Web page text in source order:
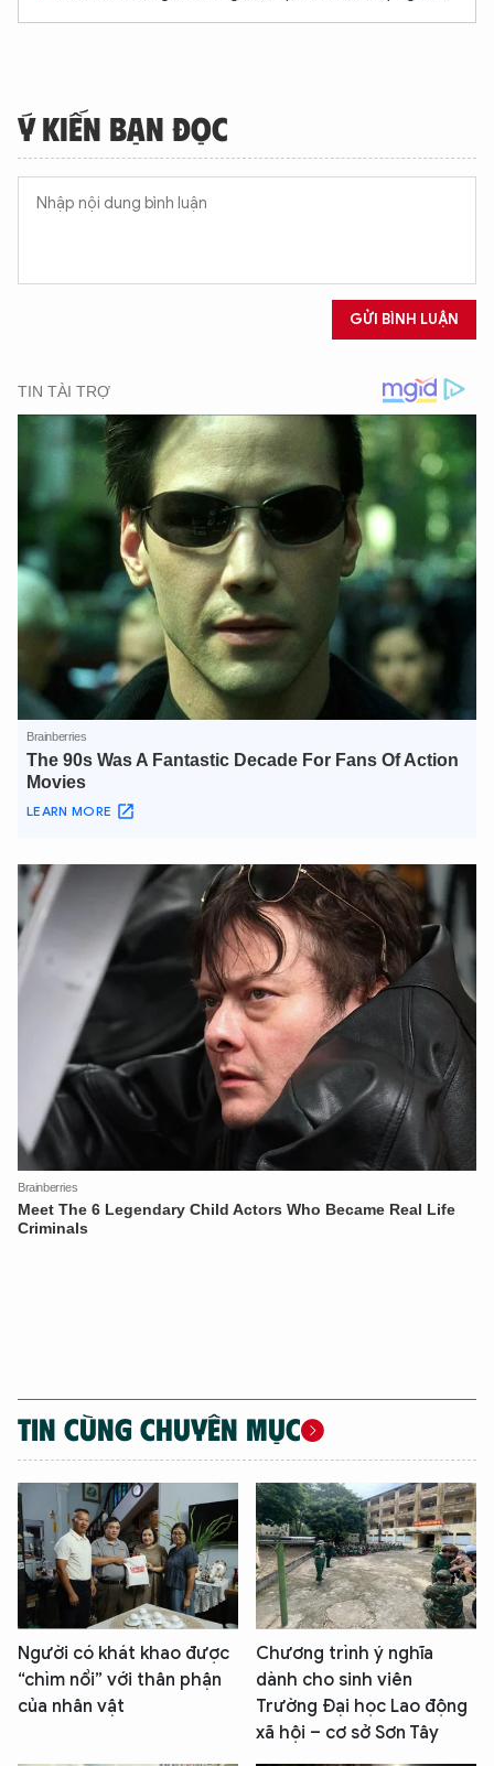
Ý KIẾN BẠN ĐỌC
GỬI BÌNH LUẬN
TIN CÙNG CHUYÊN MỤC
Người có khát khao được
“chìm nổi” với thân phận
của nhân vật
Chương trình ý nghĩa
dành cho sinh viên
Trường Đại học Lao động
xã hội – cơ sở Sơn Tây
XIN CHÀO,
TÔI LÀ CHATBOT CỦA
Hãy hỏi tôi bất kỳ điều gì bạn cần biết về